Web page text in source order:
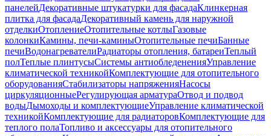
панелейДекоративные штукатурки для фасадаКлинкерная
плитка для фасадаДекоративный камень для наружной
отделкиОтоплениеОтопительные котлыГазовые
колонкиКамины, печи-каминыОтопительные печиБанные
печиВодонагревателиРадиаторы отопления, батареиТеплый
полТеплые плинтусыСистемы антиобледененияУправление
климатической техникойКомплектующие для отопительного
оборудованияСтабилизаторы напряженияНасосы
циркуляционныеРегулирующая арматураОтвод и подвод
водыДымоходы и комплектующиеУправление климатической
техникойКомплектующие для радиаторовКомплектующие для
теплого полаТопливо и аксессуары для отопительного